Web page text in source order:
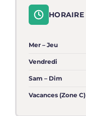
HORAIRE
Mer – Jeu
Vendredi
Sam – Dim
Vacances (Zone C)